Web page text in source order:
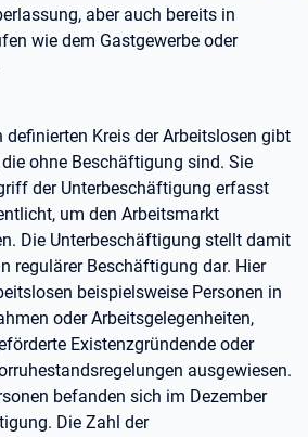
aber auch bereits in
wie dem Gastgewerbe oder
definierten Kreis der Arbeitslosen gibt
ohne Beschäftigung sind. Sie
der Unterbeschäftigung erfasst
um den Arbeitsmarkt
Die Unterbeschäftigung stellt damit
regulärer Beschäftigung dar. Hier
beispielsweise Personen in
oder Arbeitsgelegenheiten,
Existenzgründende oder
ausgewiesen.
befanden sich im Dezember
Die Zahl der